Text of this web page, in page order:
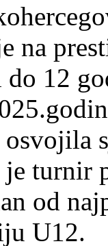
na
12
turnir
od
U12.